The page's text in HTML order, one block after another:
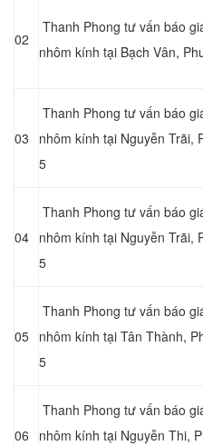
02
Thanh Phong tư vấn báo
nhôm kính tại Bạch Vân,
03
Thanh Phong tư vấn báo
nhôm kính tại Nguyễn Trãi,
5
04
Thanh Phong tư vấn báo
nhôm kính tại Nguyễn Trãi,
5
05
Thanh Phong tư vấn báo
nhôm kính tại Tân Thành,
5
06
Thanh Phong tư vấn báo
nhôm kính tại Nguyễn Thi,